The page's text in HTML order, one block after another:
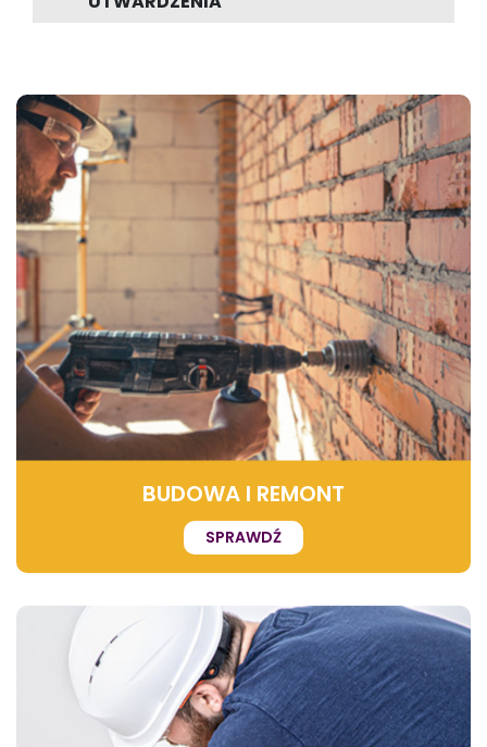
BUDOWA I REMONT
SPRAWDŹ